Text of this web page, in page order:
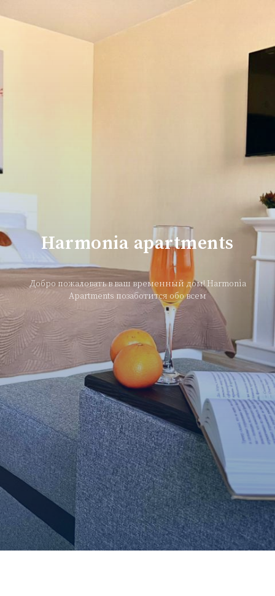
Harmonia apartments
Добро пожаловать в ваш временный дом! Harmonia
Apartments позаботится обо всем